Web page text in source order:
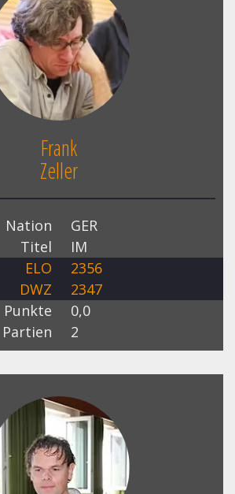
Frank
Zeller
Nation
GER
Titel
IM
ELO
2356
DWZ
2347
Punkte
0,0
Partien
2